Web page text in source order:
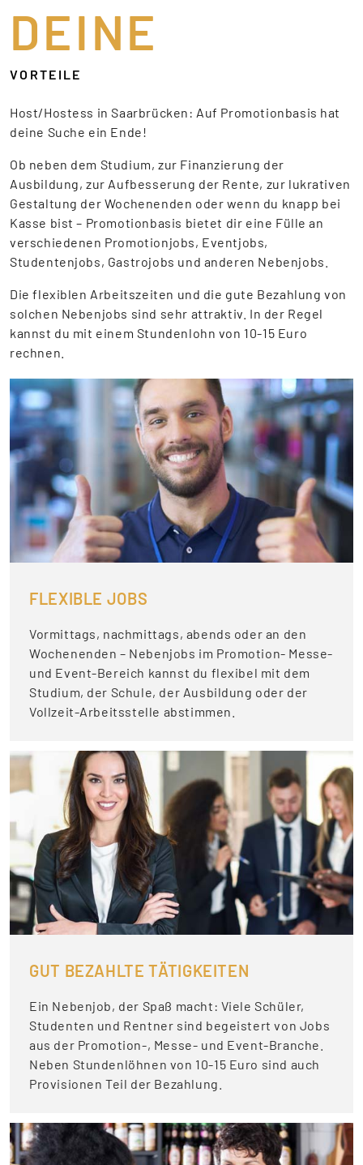
DEINE
VORTEILE
Host/Hostess in Saarbrücken: Auf Promotionbasis hat
deine Suche ein Ende!
Ob neben dem Studium, zur Finanzierung der
Ausbildung, zur Aufbesserung der Rente, zur lukrativen
Gestaltung der Wochenenden oder wenn du knapp bei
Kasse bist – Promotionbasis bietet dir eine Fülle an
verschiedenen Promotionjobs, Eventjobs,
Studentenjobs, Gastrojobs und anderen Nebenjobs.
Die flexiblen Arbeitszeiten und die gute Bezahlung von
solchen Nebenjobs sind sehr attraktiv. In der Regel
kannst du mit einem Stundenlohn von 10-15 Euro
rechnen.
FLEXIBLE JOBS
Vormittags, nachmittags, abends oder an den
Wochenenden – Nebenjobs im Promotion- Messe-
und Event-Bereich kannst du flexibel mit dem
Studium, der Schule, der Ausbildung oder der
Vollzeit-Arbeitsstelle abstimmen.
GUT BEZAHLTE TÄTIGKEITEN
Ein Nebenjob, der Spaß macht: Viele Schüler,
Studenten und Rentner sind begeistert von Jobs
aus der Promotion-, Messe- und Event-Branche.
Neben Stundenlöhnen von 10-15 Euro sind auch
Provisionen Teil der Bezahlung.